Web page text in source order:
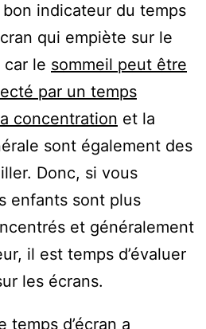
indicateur du temps
qui empiète sur le
le sommeil peut être
par un temps
concentration et la
sont également des
Donc, si vous
enfants sont plus
et généralement
il est temps d’évaluer
les écrans.
temps d’écran a